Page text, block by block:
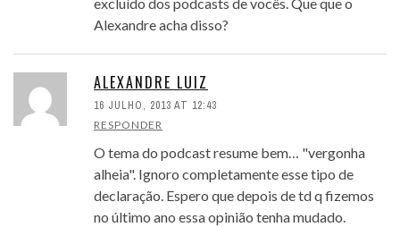
Alexandre acha disso?
ALEXANDRE LUIZ
16 JULHO, 2013 AT 12:43
RESPONDER
O tema do podcast resume bem… "vergonha
alheia". Ignoro completamente esse tipo de
declaração. Espero que depois de td q fizemos
no último ano essa opinião tenha mudado.